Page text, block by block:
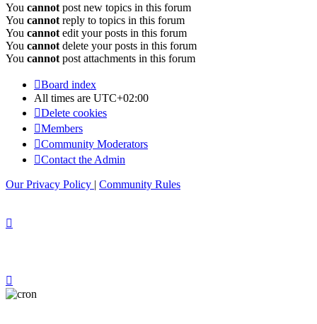
You cannot post new topics in this forum
You cannot reply to topics in this forum
You cannot edit your posts in this forum
You cannot delete your posts in this forum
You cannot post attachments in this forum
Board index
All times are UTC+02:00
Delete cookies
Members
Community Moderators
Contact the Admin
Our Privacy Policy | Community Rules